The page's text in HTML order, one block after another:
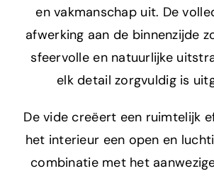
en vakmanschap uit. De
afwerking aan de binnenzijde
sfeervolle en natuurlijke
elk detail zorgvuldig is
De vide creëert een ruimtelijk
het interieur een open en
combinatie met het